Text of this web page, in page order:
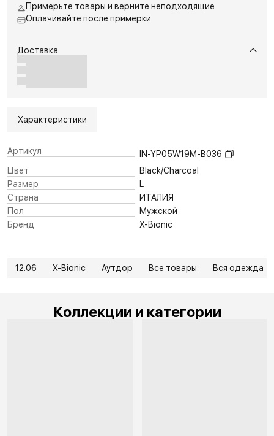
Примерьте товары и верните неподходящие
Оплачивайте после примерки
Доставка
Характеристики
Артикул
IN-YP05W19M-B036
Цвет
Black/Charcoal
Размер
L
Страна
ИТАЛИЯ
Пол
Мужской
Бренд
X-Bionic
12.06 X-Bionic Аутдор Все товары Вся одежда
Коллекции и категории